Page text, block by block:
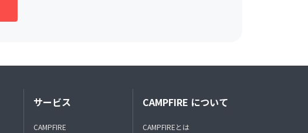
サービス
CAMPFIRE
CAMPFIRE について
CAMPFIREとは